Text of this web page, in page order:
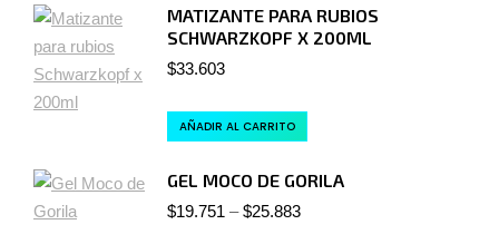
MATIZANTE PARA RUBIOS
SCHWARZKOPF X 200ML
$33.603
AÑADIR AL CARRITO
GEL MOCO DE GORILA
$19.751 –$25.883